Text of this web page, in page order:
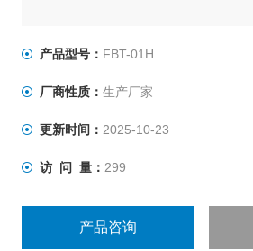
产品型号： FBT-01H
厂商性质： 生产厂家
更新时间： 2025-10-23
访 问 量： 299
产品咨询